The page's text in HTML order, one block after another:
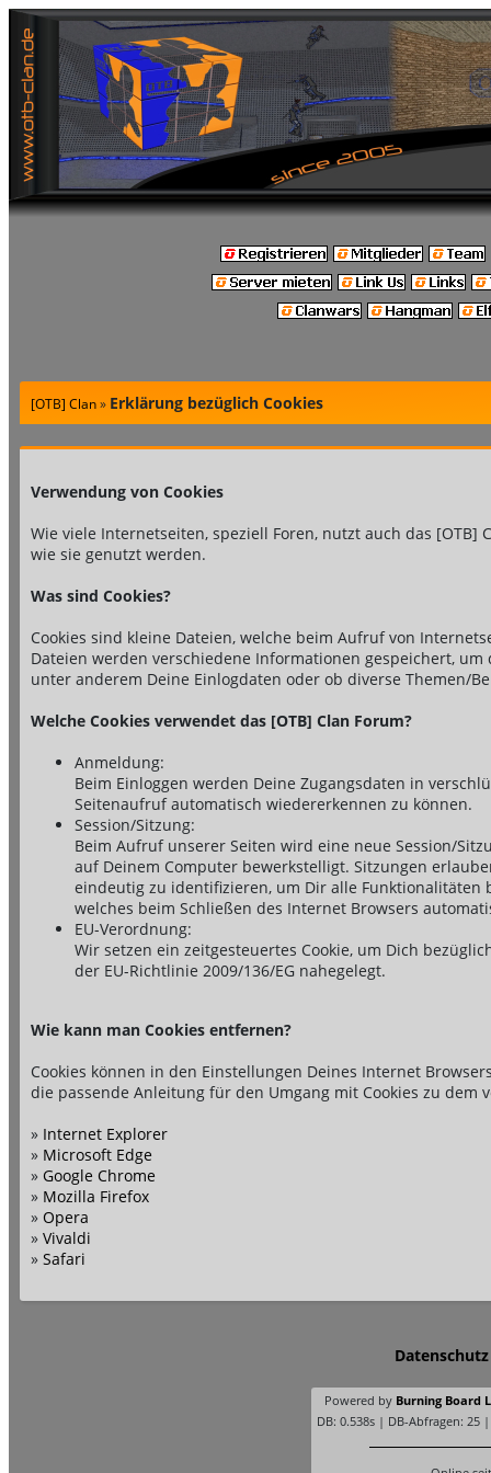
[OTB] Clan» Erklärung bezüglich Cookies
Verwendung von Cookies
Wie viele Internetseiten, speziell Foren, nutzt auch das [OTB]
wie sie genutzt werden.
Was sind Cookies?
Cookies sind kleine Dateien, welche beim Aufruf von
Dateien werden verschiedene Informationen gespeichert,
unter anderem Deine Einlogdaten oder ob diverse Themen/
Welche Cookies verwendet das [OTB] Clan Forum?
Anmeldung:
Beim Einloggen werden Deine Zugangsdaten in
Seitenaufruf automatisch wiedererkennen zu können.
Session/Sitzung:
Beim Aufruf unserer Seiten wird eine neue Session/
auf Deinem Computer bewerkstelligt. Sitzungen
eindeutig zu identifizieren, um Dir alle Funktionalitäten
welches beim Schließen des Internet Browsers
EU-Verordnung:
Wir setzen ein zeitgesteuertes Cookie, um Dich
der EU-Richtlinie 2009/136/EG nahegelegt.
Wie kann man Cookies entfernen?
Cookies können in den Einstellungen Deines Internet
die passende Anleitung für den Umgang mit Cookies zu dem
» Internet Explorer
» Microsoft Edge
» Google Chrome
» Mozilla Firefox
» Opera
» Vivaldi
» Safari
Datenschutz
Powered by Burning Board
DB: 0.538s | DB-Abfragen: 25